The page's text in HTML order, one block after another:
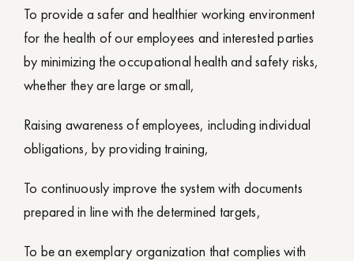
To provide a safer and healthier working environment
for the health of our employees and interested parties
by minimizing the occupational health and safety risks,
whether they are large or small,
Raising awareness of employees, including individual
obligations, by providing training,
To continuously improve the system with documents
prepared in line with the determined targets,
To be an exemplary organization that complies with